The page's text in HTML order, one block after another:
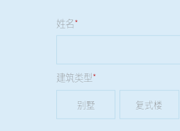
姓名*
建筑类型*
别墅 复式楼